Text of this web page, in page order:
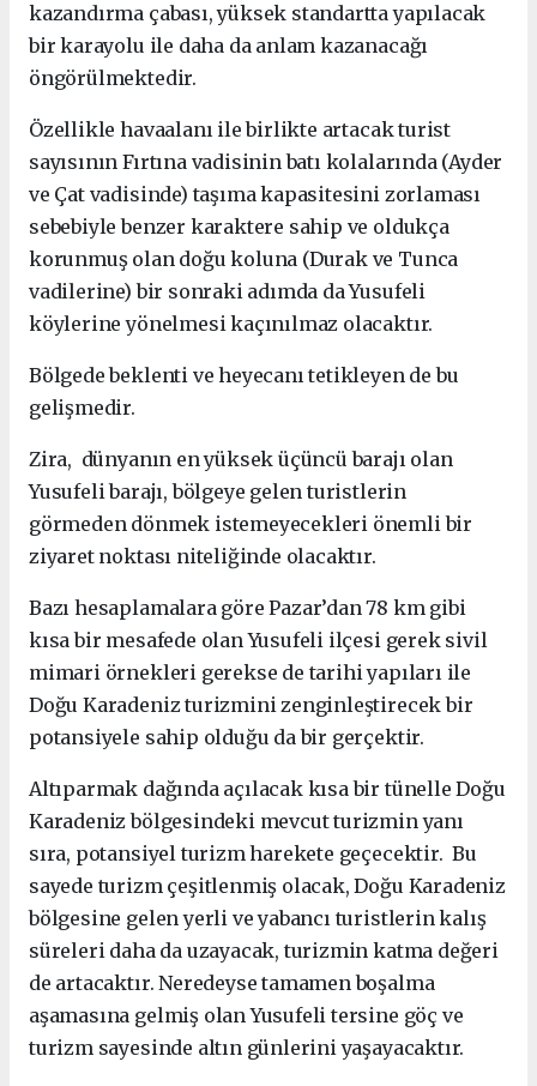
kazandırma çabası, yüksek standartta yapılacak
bir karayolu ile daha da anlam kazanacağı
öngörülmektedir.
Özellikle havaalanı ile birlikte artacak turist
sayısının Fırtına vadisinin batı kolalarında (Ayder
ve Çat vadisinde) taşıma kapasitesini zorlaması
sebebiyle benzer karaktere sahip ve oldukça
korunmuş olan doğu koluna (Durak ve Tunca
vadilerine) bir sonraki adımda da Yusufeli
köylerine yönelmesi kaçınılmaz olacaktır.
Bölgede beklenti ve heyecanı tetikleyen de bu
gelişmedir.
Zira, dünyanın en yüksek üçüncü barajı olan
Yusufeli barajı, bölgeye gelen turistlerin
görmeden dönmek istemeyecekleri önemli bir
ziyaret noktası niteliğinde olacaktır.
Bazı hesaplamalara göre Pazar’dan 78 km gibi
kısa bir mesafede olan Yusufeli ilçesi gerek sivil
mimari örnekleri gerekse de tarihi yapıları ile
Doğu Karadeniz turizmini zenginleştirecek bir
potansiyele sahip olduğu da bir gerçektir.
Altıparmak dağında açılacak kısa bir tünelle Doğu
Karadeniz bölgesindeki mevcut turizmin yanı
sıra, potansiyel turizm harekete geçecektir. Bu
sayede turizm çeşitlenmiş olacak, Doğu Karadeniz
bölgesine gelen yerli ve yabancı turistlerin kalış
süreleri daha da uzayacak, turizmin katma değeri
de artacaktır. Neredeyse tamamen boşalma
aşamasına gelmiş olan Yusufeli tersine göç ve
turizm sayesinde altın günlerini yaşayacaktır.